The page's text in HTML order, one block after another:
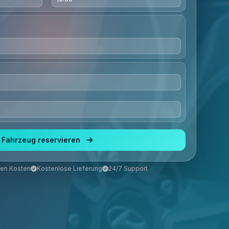
Fahrzeug reservieren
Kosten Kostenlose Lieferung 24/7 Support